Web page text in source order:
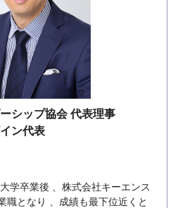
シップ協会 代表理事
ン代表
学卒業後 、株式会社キーエンス
職となり 、成績も最下位近くと